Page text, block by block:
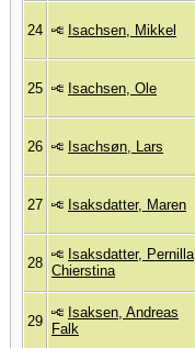
24 Isachsen, Mikkel
25 Isachsen, Ole
26 Isachsøn, Lars
27 Isaksdatter, Maren
28
Isaksdatter, Pernilla
Chierstina
29
Isaksen, Andreas
Falk